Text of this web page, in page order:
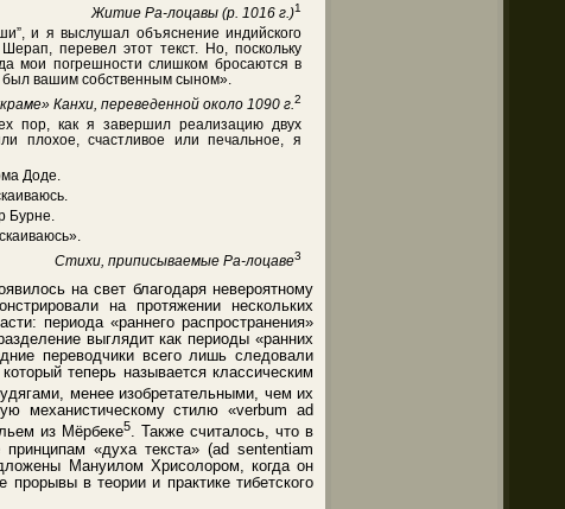
Житие Ра-лоцавы (р. 1016 г.)1
и я выслушал объяснение индийского
перевел этот текст. Но, поскольку
мои погрешности слишком бросаются в
был вашим собственным сыном».
Канхи, переведенной около 1090 г.2
пор, как я завершил реализацию двух
плохое, счастливое или печальное, я
Доде.
Бурне.
Стихи, приписываемые Ра-лоцаве3
на свет благодаря невероятному
на протяжении нескольких
периода «раннего распространения»
выглядит как периоды «ранних
переводчики всего лишь следовали
теперь называется классическим
менее изобретательными, чем их
механистическому стилю «verbum ad
из Мёрбеке5. Также считалось, что в
«духа текста» (ad sententiam
Мануилом Хрисолором, когда он
в теории и практике тибетского